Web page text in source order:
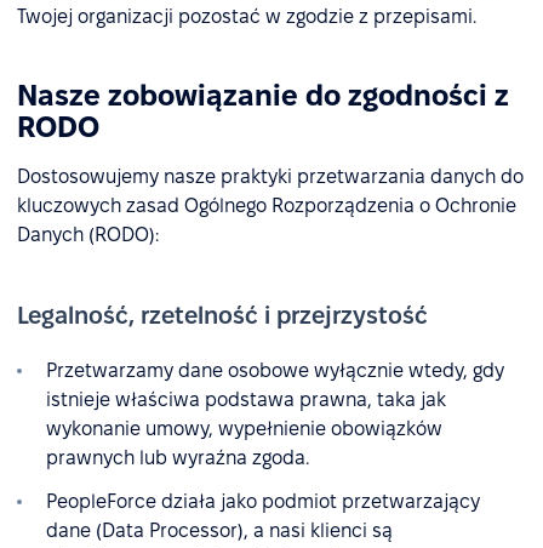
Twojej organizacji pozostać w zgodzie z przepisami.
Nasze zobowiązanie do zgodności z
RODO
Dostosowujemy nasze praktyki przetwarzania danych do
kluczowych zasad Ogólnego Rozporządzenia o Ochronie
Danych (RODO):
Legalność, rzetelność i przejrzystość
Przetwarzamy dane osobowe wyłącznie wtedy, gdy
istnieje właściwa podstawa prawna, taka jak
wykonanie umowy, wypełnienie obowiązków
prawnych lub wyraźna zgoda.
PeopleForce działa jako podmiot przetwarzający
dane (Data Processor), a nasi klienci są